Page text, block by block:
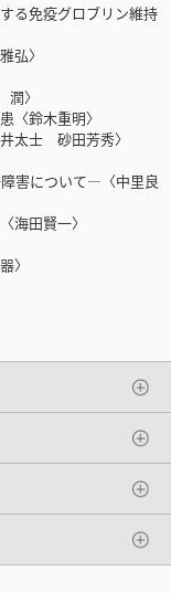
る免疫グロブリン維持
弘〉
〉
鈴木重明〉
太士 砂田芳秀〉
害について―〈中里良
田賢一〉
〉